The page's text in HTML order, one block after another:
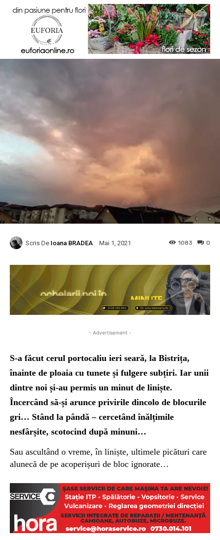
Scris De Ioana BRADEA Mai 1, 2021 0
1083
- Advertisement -
S-a făcut cerul portocaliu ieri seară, la Bistrița,
înainte de ploaia cu tunete și fulgere subțiri. Iar unii
dintre noi și-au permis un minut de liniște.
Încercând să-și arunce privirile dincolo de blocurile
gri… Stând la pândă – cercetând înălțimile
nesfârșite, scotocind după minuni…
Sau ascultând o vreme, în liniște, ultimele picături care
alunecă de pe acoperișuri de bloc ignorate…